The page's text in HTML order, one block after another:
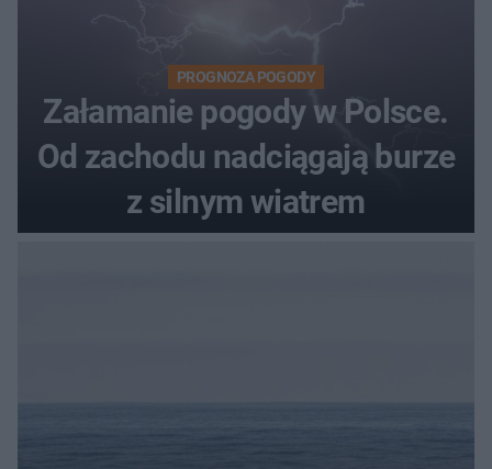
PROGNOZA POGODY
Załamanie pogody w Polsce.
Od zachodu nadciągają burze
z silnym wiatrem